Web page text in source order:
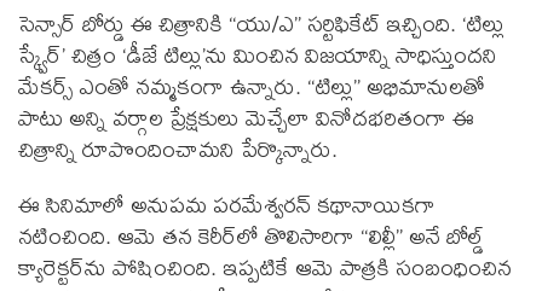
సెన్సార్ బోర్డు ఈ చిత్రానికి “యు/ఎ” సర్టిఫికేట్ ఇచ్చింది. ‘టిల్లు
స్క్వేర్’ చిత్రం ‘డీజే టిల్లు’ను మించిన విజయాన్ని సాధిస్తుందని
మేకర్స్ ఎంతో నమ్మకంగా ఉన్నారు. “టిల్లు” అభిమానులతో
పాటు అన్ని వర్గాల ప్రేక్షకులు మెచ్చేలా వినోదభరితంగా ఈ
చిత్రాన్ని రూపొందించామని పేర్కొన్నారు.
ఈ సినిమాలో అనుపమ పరమేశ్వరన్ కథానాయికగా
నటించింది. ఆమె తన కెరీర్‌లో తొలిసారిగా “లిల్లీ” అనే బోల్డ్
క్యారెక్టర్‌ను పోషించింది. ఇప్పటికే ఆమె పాత్రకి సంబంధించిన